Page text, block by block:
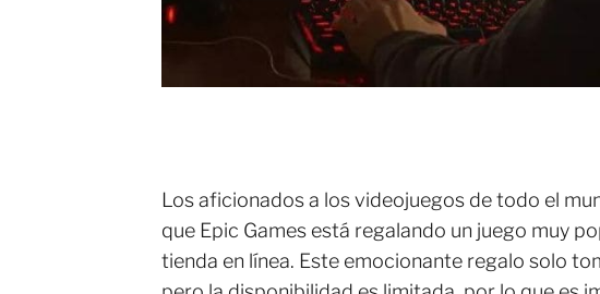
Los aficionados a los videojuegos de todo el
que Epic Games está regalando un juego muy
tienda en línea. Este emocionante regalo solo